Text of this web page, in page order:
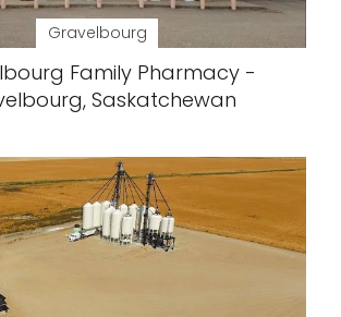
Gravelbourg
Family Pharmacy -
Saskatchewan